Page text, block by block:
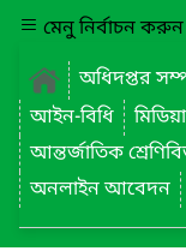
মেনু নির্বাচন করুন
অধিদপ্তর
আইন-বিধি
আন্তর্জাতিক
অনলাইন আবেদন